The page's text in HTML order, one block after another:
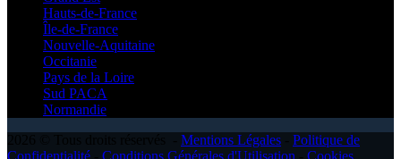
Hauts-de-France
Île-de-France
Nouvelle-Aquitaine
Occitanie
Pays de la Loire
Sud PACA
Normandie
Mentions Légales
Politique de
Confidentialité
Conditions Générales d'Utilisation
Cookies